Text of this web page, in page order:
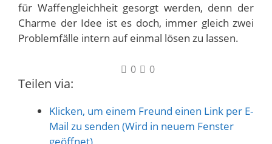
für Waffengleichheit gesorgt werden, denn der
Charme der Idee ist es doch, immer gleich zwei
Problemfälle intern auf einmal lösen zu lassen.
0 0
Teilen via:
Klicken, um einem Freund einen Link per E-
Mail zu senden (Wird in neuem Fenster